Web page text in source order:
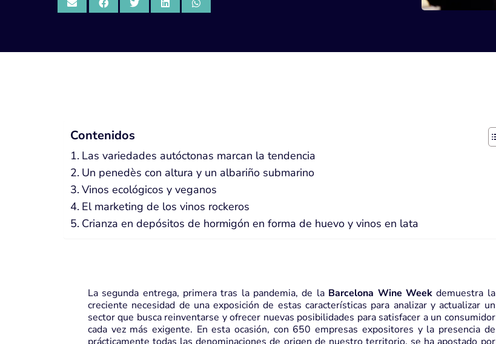
Contenidos
Las variedades autóctonas marcan la tendencia
Un penedès con altura y un albariño submarino
Vinos ecológicos y veganos
El marketing de los vinos rockeros
Crianza en depósitos de hormigón en forma de huevo y vinos en lata
La segunda entrega, primera tras la pandemia, de laBarcelona Wine Week demuestra la
creciente necesidad de una exposición de estas características para analizar y actualizar un
sector que busca reinventarse y ofrecer nuevas posibilidades para satisfacer a un consumidor
cada vez más exigente. En esta ocasión, con 650 empresas expositores y la presencia de